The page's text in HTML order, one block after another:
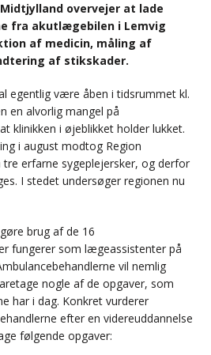
overvejer at lade
fra akutlægebilen i Lemvig
af medicin, måling af
af stikskader.
egentlig være åben i tidsrummet kl.
en alvorlig mangel på
klinikken i øjeblikket holder lukket.
i august modtog Region
erfarne sygeplejersker, og derfor
I stedet undersøger regionen nu
brug af de 16
fungerer som lægeassistenter på
vil nemlig
nogle af de opgaver, som
har i dag. Konkret vurderer
efter en videreuddannelse
følgende opgaver: